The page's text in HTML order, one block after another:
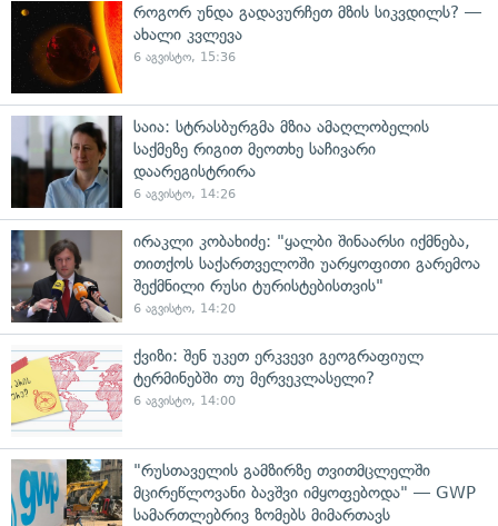
როგორ უნდა გადავურჩეთ მზის სიკვდილს? —
ახალი კვლევა
6 აგვისტო, 15:36
საია: სტრასბურგმა მზია ამაღლობელის
საქმეზე რიგით მეოთხე საჩივარი
დაარეგისტრირა
6 აგვისტო, 14:26
ირაკლი კობახიძე: "ყალბი შინაარსი იქმნება,
თითქოს საქართველოში უარყოფითი გარემოა
შექმნილი რუსი ტურისტებისთვის"
6 აგვისტო, 14:20
ქვიზი: შენ უკეთ ერკვევი გეოგრაფიულ
ტერმინებში თუ მერვეკლასელი?
6 აგვისტო, 14:00
"რუსთაველის გამზირზე თვითმცლელში
მცირეწლოვანი ბავშვი იმყოფებოდა" — GWP
სამართლებრივ ზომებს მიმართავს